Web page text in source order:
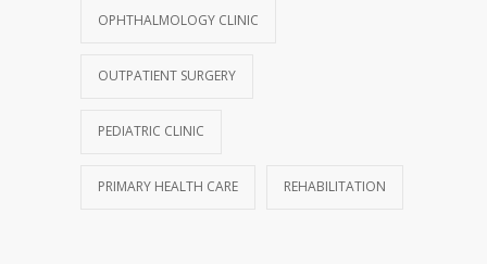
OPHTHALMOLOGY CLINIC
OUTPATIENT SURGERY
PEDIATRIC CLINIC
PRIMARY HEALTH CARE REHABILITATION